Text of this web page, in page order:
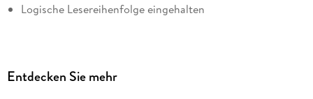
Reihe
Jeff Kinney
Logische Lesereihenfolge eingehalten
Entdecken Sie mehr